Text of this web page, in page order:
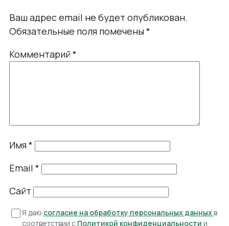
Ваш адрес email не будет опубликован.
Обязательные поля помечены*
Комментарий*
Имя*
Email *
Сайт
Я даю согласие на обработку персональных данных в
соответствии с Политикой конфиденциальности и